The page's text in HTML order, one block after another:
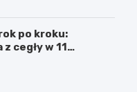
po kroku:
cegły w 11